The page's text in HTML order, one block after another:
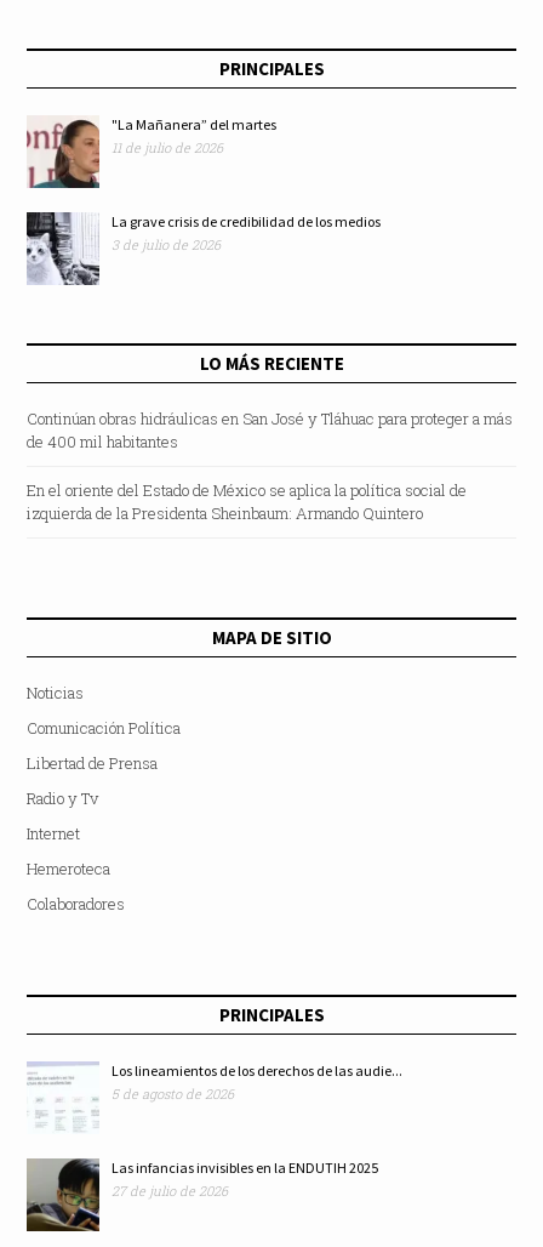
PRINCIPALES
"La Mañanera” del martes
11 de julio de 2026
La grave crisis de credibilidad de los medios
3 de julio de 2026
LO MÁS RECIENTE
Continúan obras hidráulicas en San José y Tláhuac para proteger a más
de 400 mil habitantes
En el oriente del Estado de México se aplica la política social de
izquierda de la Presidenta Sheinbaum: Armando Quintero
MAPA DE SITIO
Noticias
Comunicación Política
Libertad de Prensa
Radio y Tv
Internet
Hemeroteca
Colaboradores
PRINCIPALES
Los lineamientos de los derechos de las audie...
5 de agosto de 2026
Las infancias invisibles en la ENDUTIH 2025
27 de julio de 2026